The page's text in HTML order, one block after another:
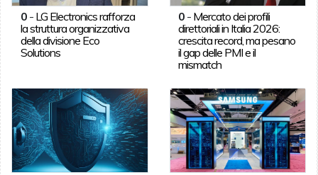
0- LG Electronics rafforza
la struttura organizzativa
della divisione Eco
Solutions
0 - Mercato dei profili
direttoriali in Italia 2026:
crescita record, ma pesano
il gap delle PMI e il
mismatch